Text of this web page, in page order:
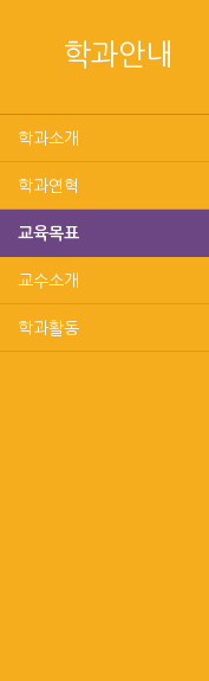
학과안내
학과소개
학과연혁
교육목표
교수소개
학과활동